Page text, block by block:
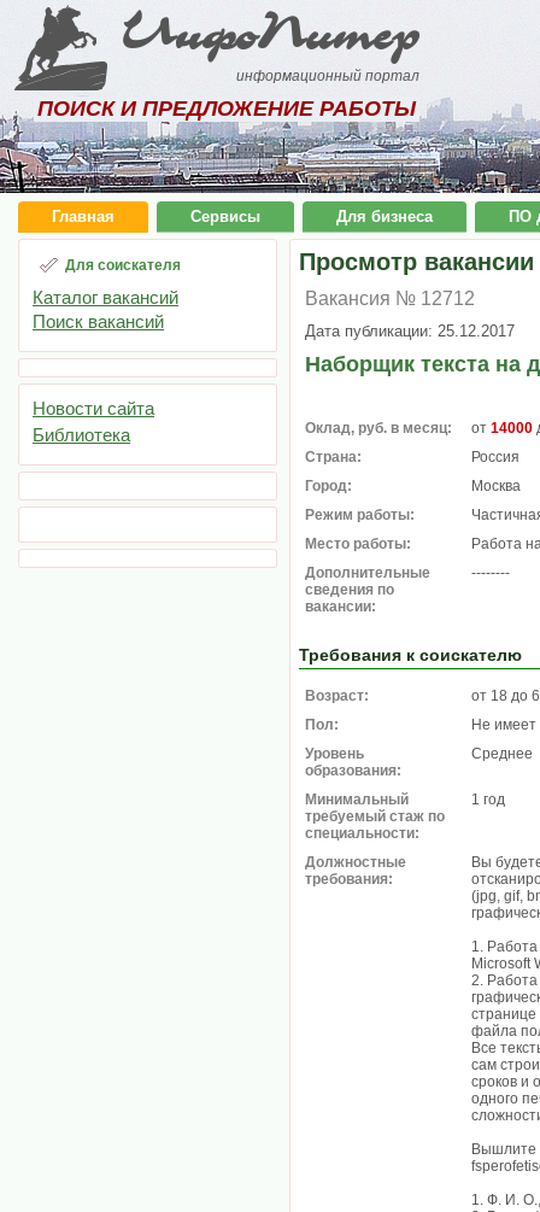
ИнфоПитер
информационный портал
ПОИСК И ПРЕДЛОЖЕНИЕ РАБОТЫ
Главная Сервисы Для бизнеса ПО
Для соискателя
Каталог вакансий
Поиск вакансий
Новости сайта
Библиотека
Просмотр вакансии
Вакансия № 12712
Дата публикации: 25.12.2017
Наборщик текста на
Оклад, руб. в месяц: от 14000
Страна:
Россия
Город:
Москва
Режим работы:
Место работы:
Работа
Дополнительные
сведения по
вакансии:
--------
Требования к соискателю
Возраст:
от 18 до
Пол:
Не имеет
Уровень
образования:
Среднее
Минимальный
требуемый стаж по
специальности:
1 год
Должностные
требования:
Вы
(jpg, gif,
1.
Microsoft
2.
странице
файла
Все
caм
cpoкoв и
одного
Вышлите
1. Ф. И.